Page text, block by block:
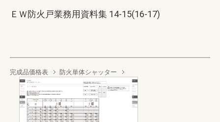
ＥＷ防火戸業務用資料集 14-15(16-17)
完成品価格表 防火単体シャッター